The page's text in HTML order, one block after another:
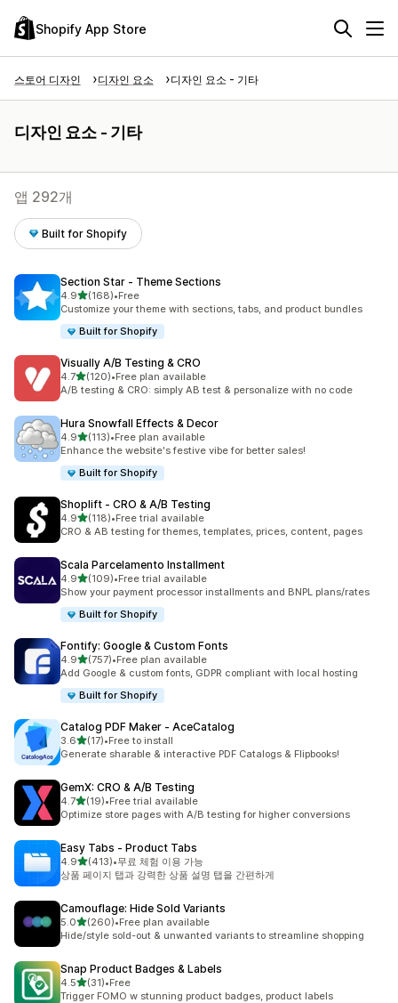
Shopify App Store
스토어 디자인 디자인 요소 디자인 요소 - 기타
디자인 요소 - 기타
앱 292개
Built for Shopify
Section Star ‑ Theme Sections
4.9별 5개 중
(168)
총 리뷰 168개
•Free
Customize your theme with sections, tabs, and product bundles
Built for Shopify
Visually A/B Testing & CRO
4.7별 5개 중
(120)
총 리뷰 120개
•Free plan available
A/B testing & CRO: simply AB test & personalize with no code
Hura Snowfall Effects & Decor
4.9별 5개 중
(113)
총 리뷰 113개
•Free plan available
Enhance the website's festive vibe for better sales!
Built for Shopify
Shoplift ‑ CRO & A/B Testing
4.9별 5개 중
(118)
총 리뷰 118개
•Free trial available
CRO & AB testing for themes, templates, prices, content, pages
Scala Parcelamento Installment
4.9별 5개 중
(109)
총 리뷰 109개
•Free trial available
Show your payment processor installments and BNPL plans/rates
Built for Shopify
Fontify: Google & Custom Fonts
4.9별 5개 중
(757)
총 리뷰 757개
•Free plan available
Add Google & custom fonts, GDPR compliant with local hosting
Built for Shopify
Catalog PDF Maker ‑ AceCatalog
3.6별 5개 중
(17)
총 리뷰 17개
•Free to install
Generate sharable & interactive PDF Catalogs & Flipbooks!
GemX: CRO & A/B Testing
4.7별 5개 중
(19)
총 리뷰 19개
•Free trial available
Optimize store pages with A/B testing for higher conversions
Easy Tabs ‑ Product Tabs
4.9별 5개 중
(413)
총 리뷰 413개
•무료 체험 이용 가능
상품 페이지 탭과 강력한 상품 설명 탭을 간편하게
Camouflage: Hide Sold Variants
5.0별 5개 중
(260)
총 리뷰 260개
•Free plan available
Hide/style sold-out & unwanted variants to streamline shopping
Snap Product Badges & Labels
4.5별 5개 중
(31)
총 리뷰 31개
•Free
Trigger FOMO w stunning product badges, product labels